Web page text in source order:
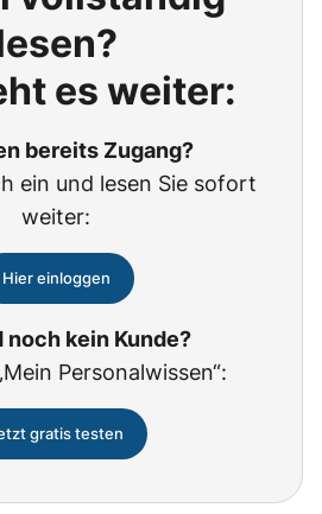
es weiter:
bereits Zugang?
ein und lesen Sie sofort
weiter:
Hier einloggen
noch kein Kunde?
Personalwissen“:
gratis testen